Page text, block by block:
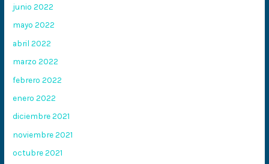
junio 2022
mayo 2022
abril 2022
marzo 2022
febrero 2022
enero 2022
diciembre 2021
noviembre 2021
octubre 2021